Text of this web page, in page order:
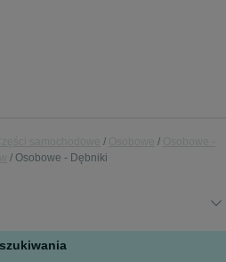
Osobowe - Dębniki